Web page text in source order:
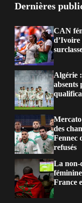
Dernières
CAN
d’Ivoire
Algérie
absents
des
Fennec
refusés
La non-
France